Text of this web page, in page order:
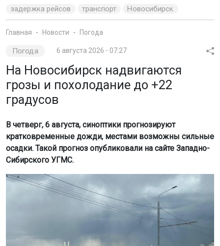
задержка рейсов транспорт Новосибирск
Главная Новости Погода
Погода 6 августа 2026 - 07:27
На Новосибирск надвигаются
грозы и похолодание до +22
градусов
В четверг, 6 августа, синоптики прогнозируют
кратковременные дожди, местами возможны сильные
осадки. Такой прогноз опубликовали на сайте Западно-
Сибирского УГМС.